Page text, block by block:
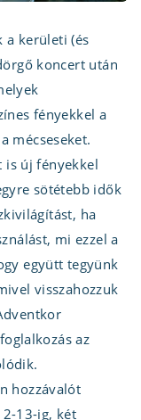
a kerületi (és
koncert után
fényekkel a
mécseseket.
is új fényekkel
sötétebb idők
ha
mi ezzel a
együtt tegyünk
visszahozzuk
az
hozzávalót
13-ig, két